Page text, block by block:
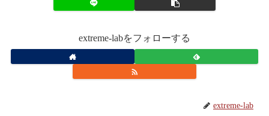
extreme-labをフォローする
extreme-lab